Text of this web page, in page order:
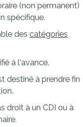
(non permanent)
spécifique.
des catégories
à l'avance.
destiné à prendre fin
droit à un CDI ou à